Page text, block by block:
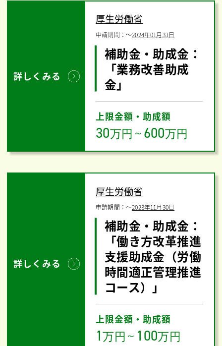
詳しくみる
厚生労働省
申請期間：〜2024年01月31日
補助金・助成金：
「業務改善助成
金」
上限金額・助成額
30万円 ～ 600万円
詳しくみる
厚生労働省
申請期間：〜2023年11月30日
補助金・助成金：
「働き方改革推進
支援助成金（労働
時間適正管理推進
コース）」
上限金額・助成額
1万円 ～ 100万円